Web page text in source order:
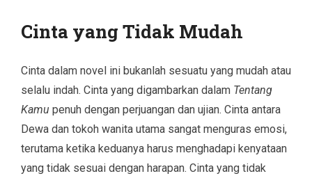
Cinta yang Tidak Mudah
Cinta dalam novel ini bukanlah sesuatu yang mudah atau
selalu indah. Cinta yang digambarkan dalam Tentang
Kamu penuh dengan perjuangan dan ujian. Cinta antara
Dewa dan tokoh wanita utama sangat menguras emosi,
terutama ketika keduanya harus menghadapi kenyataan
yang tidak sesuai dengan harapan. Cinta yang tidak